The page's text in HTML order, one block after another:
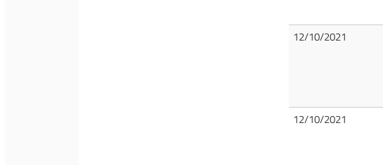
12/10/2021
12/10/2021